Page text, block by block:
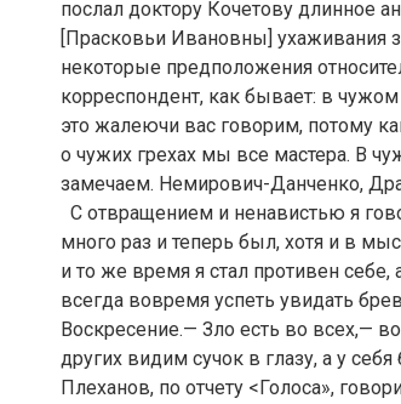
послал доктору Кочетову длинное
[Прасковьи Ивановны] ухаживания
некоторые предположения
корреспондент, как бывает: в
это жалеючи вас говорим, потому
о чужих грехах мы все мастера. В
замечаем. Немирович-Данченко,
С отвращением и ненавистью я
много раз и теперь был, хотя и в
и то же время я стал противен
всегда вовремя успеть увидать
Воскресение.— Зло есть во всех,—
других видим сучок в глазу, а у
Плеханов, по отчету <Голоса»,